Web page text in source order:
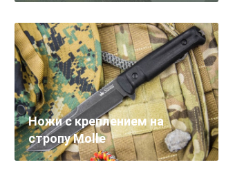
Ножи с креплением на
стропу Molle